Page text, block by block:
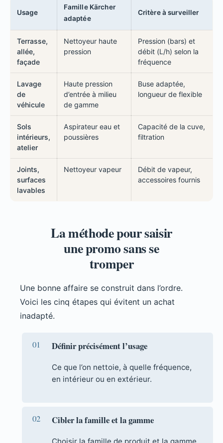
Usage
Famille Kärcher
adaptée
Critère à surveiller
Terrasse,
allée,
façade
Nettoyeur haute
pression
Pression (bars) et
débit (L/h) selon la
fréquence
Lavage
de
véhicule
Haute pression
d’entrée à milieu
de gamme
Buse adaptée,
longueur de flexible
Sols
intérieurs,
atelier
Aspirateur eau et
poussières
Capacité de la cuve,
filtration
Joints,
surfaces
lavables
Nettoyeur vapeur
Débit de vapeur,
accessoires fournis
La méthode pour saisir
une promo sans se
tromper
Une bonne affaire se construit dans l’ordre.
Voici les cinq étapes qui évitent un achat
inadapté.
Définir précisément l’usage
Ce que l’on nettoie, à quelle fréquence,
en intérieur ou en extérieur.
Cibler la famille et la gamme